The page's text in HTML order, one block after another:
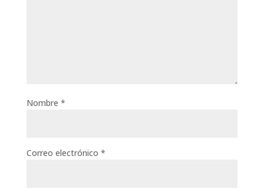
Nombre *
Correo electrónico *